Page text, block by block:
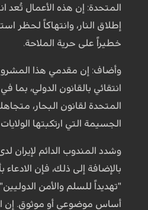
المتحدة: إن هذه الأعمال تُعد
إطلاق النار، وانتهاكاً لحظر
خطيراً على حرية الملاحة.
وأضاف: إن مقدمي هذا
انتقائي بالقانون الدولي، بما
المتحدة لقانون البحار،
الجسيمة التي ارتكبتها
وشدد المندوب الدائم لإيران
بالإضافة إلى ذلك، فإن
"تهديداً للسلم والأمن
أساس موضوعي أو موثوق. إن